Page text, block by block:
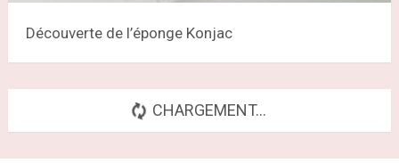
Découverte de l’éponge Konjac